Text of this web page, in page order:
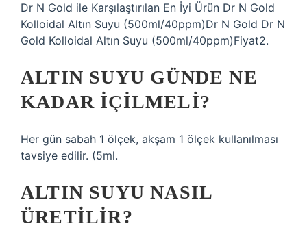
Dr N Gold ile Karşılaştırılan En İyi Ürün Dr N Gold
Kolloidal Altın Suyu (500ml/40ppm)Dr N Gold Dr N
Gold Kolloidal Altın Suyu (500ml/40ppm)Fiyat2.
ALTIN SUYU GÜNDE NE
KADAR IÇILMELI?
Her gün sabah 1 ölçek, akşam 1 ölçek kullanılması
tavsiye edilir. (5ml.
ALTIN SUYU NASIL
ÜRETILIR?